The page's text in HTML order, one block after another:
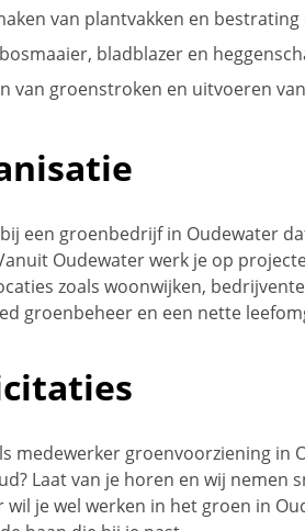
van plantvakken en
bladblazer en
van groenstroken en uitvoeren
bij een groenbedrijf in Oudewater
Oudewater werk je op
zoals woonwijken,
groenbeheer en een nette
medewerker groenvoorziening in
Laat van je horen en wij nemen
wil je wel werken in het groen in